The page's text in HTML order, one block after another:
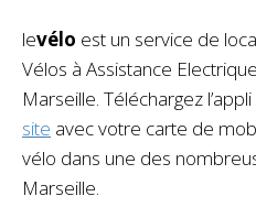
levélo est un service de
Vélos à Assistance
Marseille. Téléchargez
site avec votre carte de
vélo dans une des
Marseille.